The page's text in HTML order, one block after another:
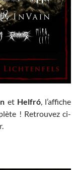
et Helfró, l’affiche
! Retrouvez ci-